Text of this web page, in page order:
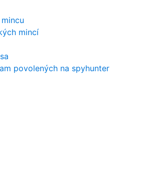
mincí
povolených na spyhunter